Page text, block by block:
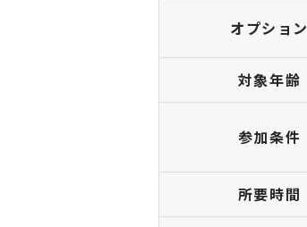
オプション
対象年齢
参加条件
所要時間